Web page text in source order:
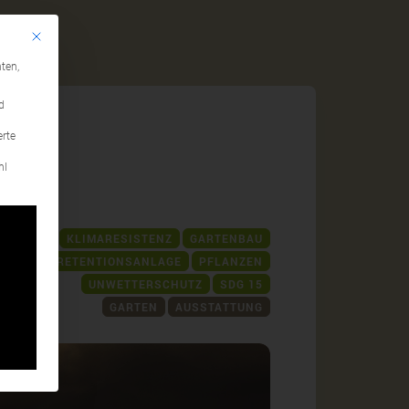
GARTENBAU
KLIMARESISTENZ
PFLANZEN
RETENTIONSANLAGE
SDG 15
UNWETTERSCHUTZ
AUSSTATTUNG
GARTEN
Mit diesem Button wird der Dialog geschlossen. Seine Funktionalität ist